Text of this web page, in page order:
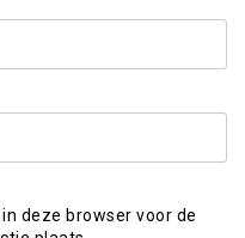
deze browser voor de